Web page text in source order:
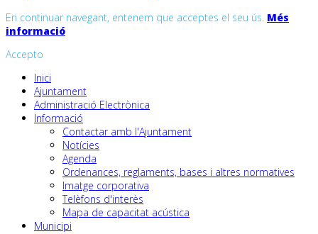
En continuar navegant, entenem que acceptes el seu ús. Més
informació
Accepto
Inici
Ajuntament
Administració Electrònica
Informació
Contactar amb l'Ajuntament
Notícies
Agenda
Ordenances, reglaments, bases i altres normatives
Imatge corporativa
Telèfons d'interès
Mapa de capacitat acústica
Municipi